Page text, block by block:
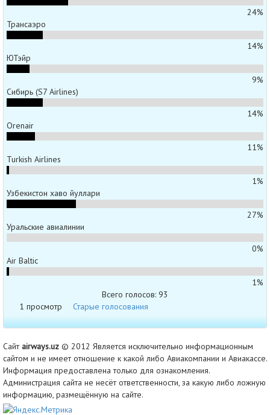
24%
Трансаэро
14%
ЮТэйр
9%
Сибирь (S7 Airlines)
14%
Orenair
11%
Turkish Airlines
1%
Узбекистон хаво йуллари
27%
Уральские авиалинии
0%
Air Baltic
1%
Всего голосов: 93
1 просмотр
Старые голосования
Сайтairways.uz © 2012 Является исключительно информационным
сайтом и не имеет отношение к какой либо Авиакомпании и Авиакассе.
Информация предоставлена только для ознакомления.
Администрация сайта не несёт ответственности, за какую либо ложную
информацию, размещённую на сайте.